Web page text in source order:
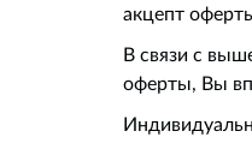
акцепт
В связи с
оферты, Вы